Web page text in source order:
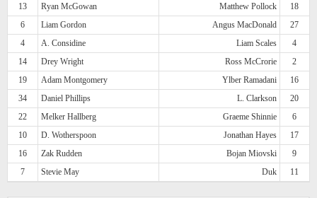
13
Ryan McGowan Matthew Pollock
18
6
Liam Gordon Angus MacDonald
27
4
A. Considine Liam Scales
4
14
Drey Wright Ross McCrorie
2
19
Adam Montgomery Ylber Ramadani
16
34
Daniel Phillips L. Clarkson
20
22
Melker Hallberg Graeme Shinnie
6
10
D. Wotherspoon Jonathan Hayes
17
16
Zak Rudden Bojan Miovski
9
7
Stevie May Duk 11